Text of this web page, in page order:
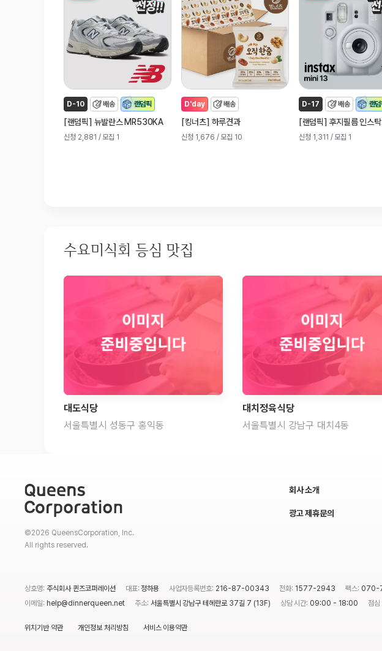
D-10 배송 랜덤픽
[랜덤픽 ] 뉴발란스 MR530KA
신청 2,881 / 모집 1
D'day 배송
[킹너츠] 하루견과
신청 1,676 / 모집 10
D-17 배송 랜덤
[랜덤픽 ] 후지필름 인스탁스 미니 13 즉석 카메
신청 1,311 / 모집 1
수요미식회 등심 맛집
대도식당
서울특별시 성동구 홍익동
대치정육식당
서울특별시 강남구 대치4동
©2026 QueensCorporation, Inc.
All rights reserved.
회사 소개
광고 제휴문의
상호명: 주식회사 퀸즈코퍼레이션 대표:정하용 사업자등록번호: 216-87-00343 전화: 1577-2943 팩스: 070-
이메일: help@dinnerqueen.net 주소: 서울특별시 강남구 테헤란로 37길 7 (13F) 상담 시간: 09:00 - 18:00 점심
위치기반 약관 개인정보 처리방침 서비스 이용약관